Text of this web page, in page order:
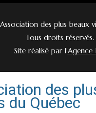
des plus beaux
Tous droits réservés.
Site réalisé par l’Agence